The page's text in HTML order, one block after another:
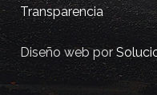
Transparencia
Diseño web por